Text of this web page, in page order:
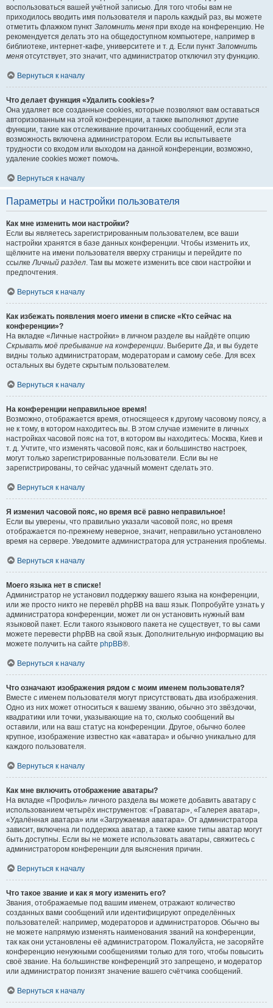
воспользоваться вашей учётной записью. Для того чтобы вам не
приходилось вводить имя пользователя и пароль каждый раз, вы можете
отметить флажком пункт Запомнить меня при входе на конференцию. Не
рекомендуется делать это на общедоступном компьютере, например в
библиотеке, интернет-кафе, университете и т. д. Если пункт Запомнить
меня отсутствует, это значит, что администратор отключил эту функцию.
Вернуться к началу
Что делает функция «Удалить cookies»?
Она удаляет все созданные cookies, которые позволяют вам оставаться
авторизованным на этой конференции, а также выполняют другие
функции, такие как отслеживание прочитанных сообщений, если эта
возможность включена администратором. Если вы испытываете
трудности со входом или выходом на данной конференции, возможно,
удаление cookies может помочь.
Вернуться к началу
Параметры и настройки пользователя
Как мне изменить мои настройки?
Если вы являетесь зарегистрированным пользователем, все ваши
настройки хранятся в базе данных конференции. Чтобы изменить их,
щёлкните на имени пользователя вверху страницы и перейдите по
ссылкеЛичный раздел. Там вы можете изменить все свои настройки и
предпочтения.
Вернуться к началу
Как избежать появления моего имени в списке «Кто сейчас на
конференции»?
На вкладке «Личные настройки» в личном разделе вы найдёте опцию
Скрывать моё пребывание на конференции. ВыберитеДа, и вы будете
видны только администраторам, модераторам и самому себе. Для всех
остальных вы будете скрытым пользователем.
Вернуться к началу
На конференции неправильное время!
Возможно, отображается время, относящееся к другому часовому поясу, а
не к тому, в котором находитесь вы. В этом случае измените в личных
настройках часовой пояс на тот, в котором вы находитесь: Москва, Киев и
т. д. Учтите, что изменять часовой пояс, как и большинство настроек,
могут только зарегистрированные пользователи. Если вы не
зарегистрированы, то сейчас удачный момент сделать это.
Вернуться к началу
Я изменил часовой пояс, но время всё равно неправильное!
Если вы уверены, что правильно указали часовой пояс, но время
отображается по-прежнему неверное, значит, неправильно установлено
время на сервере. Уведомите администратора для устранения проблемы.
Вернуться к началу
Моего языка нет в списке!
Администратор не установил поддержку вашего языка на конференции,
или же просто никто не перевёл phpBB на ваш язык. Попробуйте узнать у
администратора конференции, может ли он установить нужный вам
языковой пакет. Если такого языкового пакета не существует, то вы сами
можете перевести phpBB на свой язык. Дополнительную информацию вы
можете получить на сайте phpBB®.
Вернуться к началу
Что означают изображения рядом с моим именем пользователя?
Вместе с именем пользователя могут присутствовать два изображения.
Одно из них может относиться к вашему званию, обычно это звёздочки,
квадратики или точки, указывающие на то, сколько сообщений вы
оставили, или на ваш статус на конференции. Другое, обычно более
крупное, изображение известно как «аватара» и обычно уникально для
каждого пользователя.
Вернуться к началу
Как мне включить отображение аватары?
На вкладке «Профиль» личного раздела вы можете добавить аватару с
использованием четырёх инструментов: «Граватар», «Галерея аватар»,
«Удалённая аватара» или «Загружаемая аватара». От администратора
зависит, включена ли поддержка аватар, а также какие типы аватар могут
быть доступны. Если вы не можете использовать аватары, свяжитесь с
администратором конференции для выяснения причин.
Вернуться к началу
Что такое звание и как я могу изменить его?
Звания, отображаемые под вашим именем, отражают количество
созданных вами сообщений или идентифицируют определённых
пользователей: например, модераторов и администраторов. Обычно вы
не можете напрямую изменять наименования званий на конференции,
так как они установлены её администратором. Пожалуйста, не засоряйте
конференцию ненужными сообщениями только для того, чтобы повысить
своё звание. На большинстве конференций это запрещено, и модератор
или администратор понизят значение вашего счётчика сообщений.
Вернуться к началу